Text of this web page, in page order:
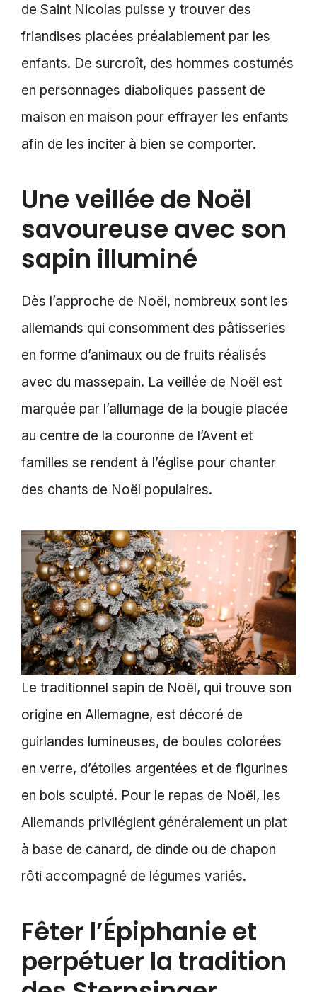
de Saint Nicolas puisse y trouver des
friandises placées préalablement par les
enfants. De surcroît, des hommes costumés
en personnages diaboliques passent de
maison en maison pour effrayer les enfants
afin de les inciter à bien se comporter.
Une veillée de Noël
savoureuse avec son
sapin illuminé
Dès l’approche de Noël, nombreux sont les
allemands qui consomment des pâtisseries
en forme d’animaux ou de fruits réalisés
avec du massepain. La veillée de Noël est
marquée par l’allumage de la bougie placée
au centre de la couronne de l’Avent et
familles se rendent à l’église pour chanter
des chants de Noël populaires.
Le traditionnel sapin de Noël, qui trouve son
origine en Allemagne, est décoré de
guirlandes lumineuses, de boules colorées
en verre, d’étoiles argentées et de figurines
en bois sculpté. Pour le repas de Noël, les
Allemands privilégient généralement un plat
à base de canard, de dinde ou de chapon
rôti accompagné de légumes variés.
Fêter l’Épiphanie et
perpétuer la tradition